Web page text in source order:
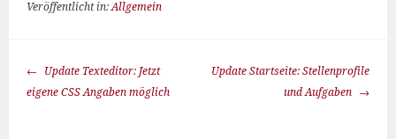
Veröffentlicht in:Allgemein
Update Texteditor: Jetzt
eigene CSS Angaben möglich
Update Startseite: Stellenprofile
und Aufgaben